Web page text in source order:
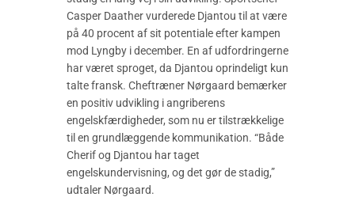
Casper Daather vurderede Djantou til at være
på 40 procent af sit potentiale efter kampen
mod Lyngby i december. En af udfordringerne
har været sproget, da Djantou oprindeligt kun
talte fransk. Cheftræner Nørgaard bemærker
en positiv udvikling i angriberens
engelskfærdigheder, som nu er tilstrækkelige
til en grundlæggende kommunikation. “Både
Cherif og Djantou har taget
engelskundervisning, og det gør de stadig,”
udtaler Nørgaard.